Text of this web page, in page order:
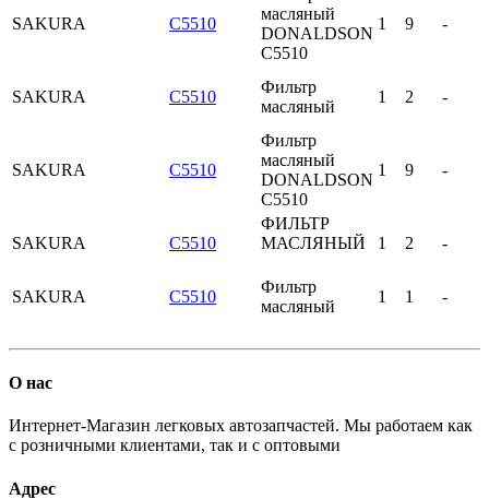
SAKURA C5510
масляный
DONALDSON
C5510
1 9 -
SAKURA C5510
Фильтр
масляный
1 2 -
SAKURA C5510
Фильтр
масляный
DONALDSON
C5510
1 9 -
SAKURA C5510
ФИЛЬТР
МАСЛЯНЫЙ
1 2 -
SAKURA C5510
Фильтр
масляный
1 1 -
О нас
Интернет-Магазин легковых автозапчастей. Мы работаем как
с розничными клиентами, так и с оптовыми
Адрес